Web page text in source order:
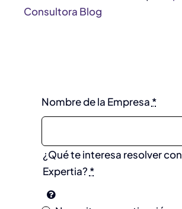
Consultora Blog
Nombre de la Empresa *
¿Qué te interesa resolver con
Expertia? *